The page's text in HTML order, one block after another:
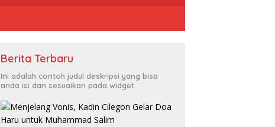
Berita Terbaru
Ini adalah contoh judul deskripsi yang bisa
anda isi dan sesuaikan pada widget